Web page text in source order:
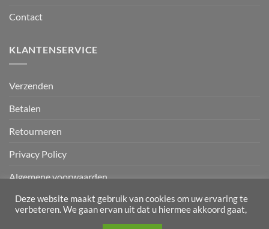
Contact
KLANTENSERVICE
Verzenden
Betalen
Retourneren
Privacy Policy
Algemene voorwaarden
IDeal Sepa
Deze website maakt gebruik van cookies om uw ervaring te
verbeteren. We gaan ervan uit dat u hiermee akkoord gaat,